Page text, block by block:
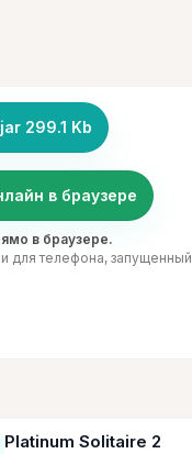
299.1 Kb
в браузере
в браузере.
и для телефона, запущенный
Platinum Solitaire 2